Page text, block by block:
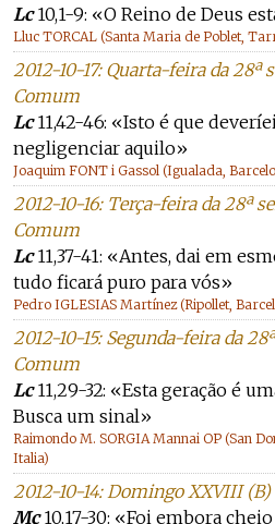
Lc10,1-9: «O Reino de Deus
Lluc TORCAL (Santa Maria de Poblet,
2012-10-17: Quarta-feira da 28ª
Comum
Lc11,42-46: «Isto é que
negligenciar aquilo»
Joaquim FONT i Gassol (Igualada,
2012-10-16: Terça-feira da 28ª
Comum
Lc11,37-41: «Antes, dai em
tudo ficará puro para vós»
Pedro IGLESIAS Martínez (Ripollet,
2012-10-15: Segunda-feira da
Comum
Lc11,29-32: «Esta geração é
Busca um sinal»
Raimondo M. SORGIA Mannai OP (San
Italia)
2012-10-14: Domingo XXVIII
Mc10,17-30: «Foi embora